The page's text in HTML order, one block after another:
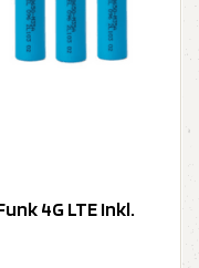
4G LTE Inkl.